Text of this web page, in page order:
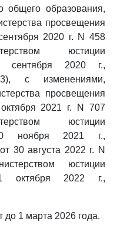
общего образования,
просвещения
2020 г. N 458
юстиции
сентября 2020 г.,
с изменениями,
просвещения
2021 г. N 707
юстиции
ноября 2021 г.,
30 августа 2022 г. N
юстиции
октября 2022 г.,
до 1 марта 2026 года.